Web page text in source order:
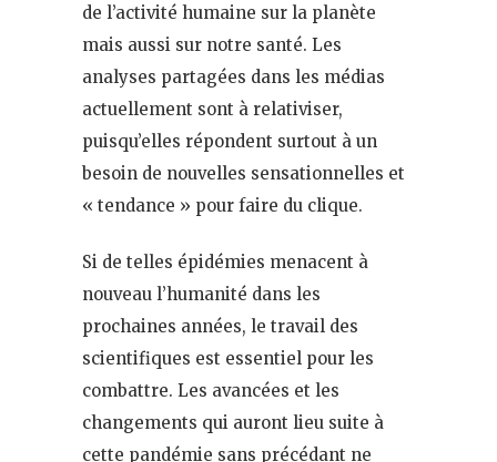
de l’activité humaine sur la planète
mais aussi sur notre santé. Les
analyses partagées dans les médias
actuellement sont à relativiser,
puisqu’elles répondent surtout à un
besoin de nouvelles sensationnelles et
« tendance » pour faire du clique.
Si de telles épidémies menacent à
nouveau l’humanité dans les
prochaines années, le travail des
scientifiques est essentiel pour les
combattre. Les avancées et les
changements qui auront lieu suite à
cette pandémie sans précédant ne